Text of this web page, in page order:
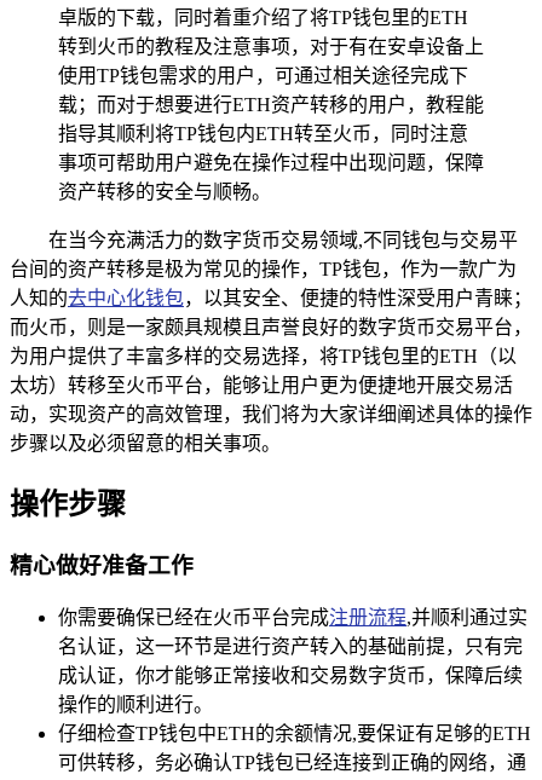
卓版的下载，同时着重介绍了将TP钱包里的ETH
转到火币的教程及注意事项，对于有在安卓设备上
使用TP钱包需求的用户，可通过相关途径完成下
载；而对于想要进行ETH资产转移的用户，教程能
指导其顺利将TP钱包内ETH转至火币，同时注意
事项可帮助用户避免在操作过程中出现问题，保障
资产转移的安全与顺畅。
在当今充满活力的数字货币交易领域,不同钱包与交易平
台间的资产转移是极为常见的操作，TP钱包，作为一款广为
人知的去中心化钱包，以其安全、便捷的特性深受用户青睐；
而火币，则是一家颇具规模且声誉良好的数字货币交易平台，
为用户提供了丰富多样的交易选择，将TP钱包里的ETH（以
太坊）转移至火币平台，能够让用户更为便捷地开展交易活
动，实现资产的高效管理，我们将为大家详细阐述具体的操作
步骤以及必须留意的相关事项。
操作步骤
精心做好准备工作
你需要确保已经在火币平台完成注册流程,并顺利通过实
名认证，这一环节是进行资产转入的基础前提，只有完
成认证，你才能够正常接收和交易数字货币，保障后续
操作的顺利进行。
仔细检查TP钱包中ETH的余额情况,要保证有足够的ETH
可供转移，务必确认TP钱包已经连接到正确的网络，通